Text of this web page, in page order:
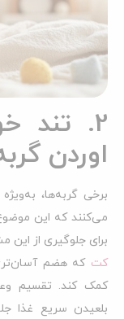
2. تند
اوردن
برخی گربه‌ها،
می‌کنند که این
برای جلوگیری از این
کت که هضم
کمک کند. تقسیم
بلعیدن سریع غذا